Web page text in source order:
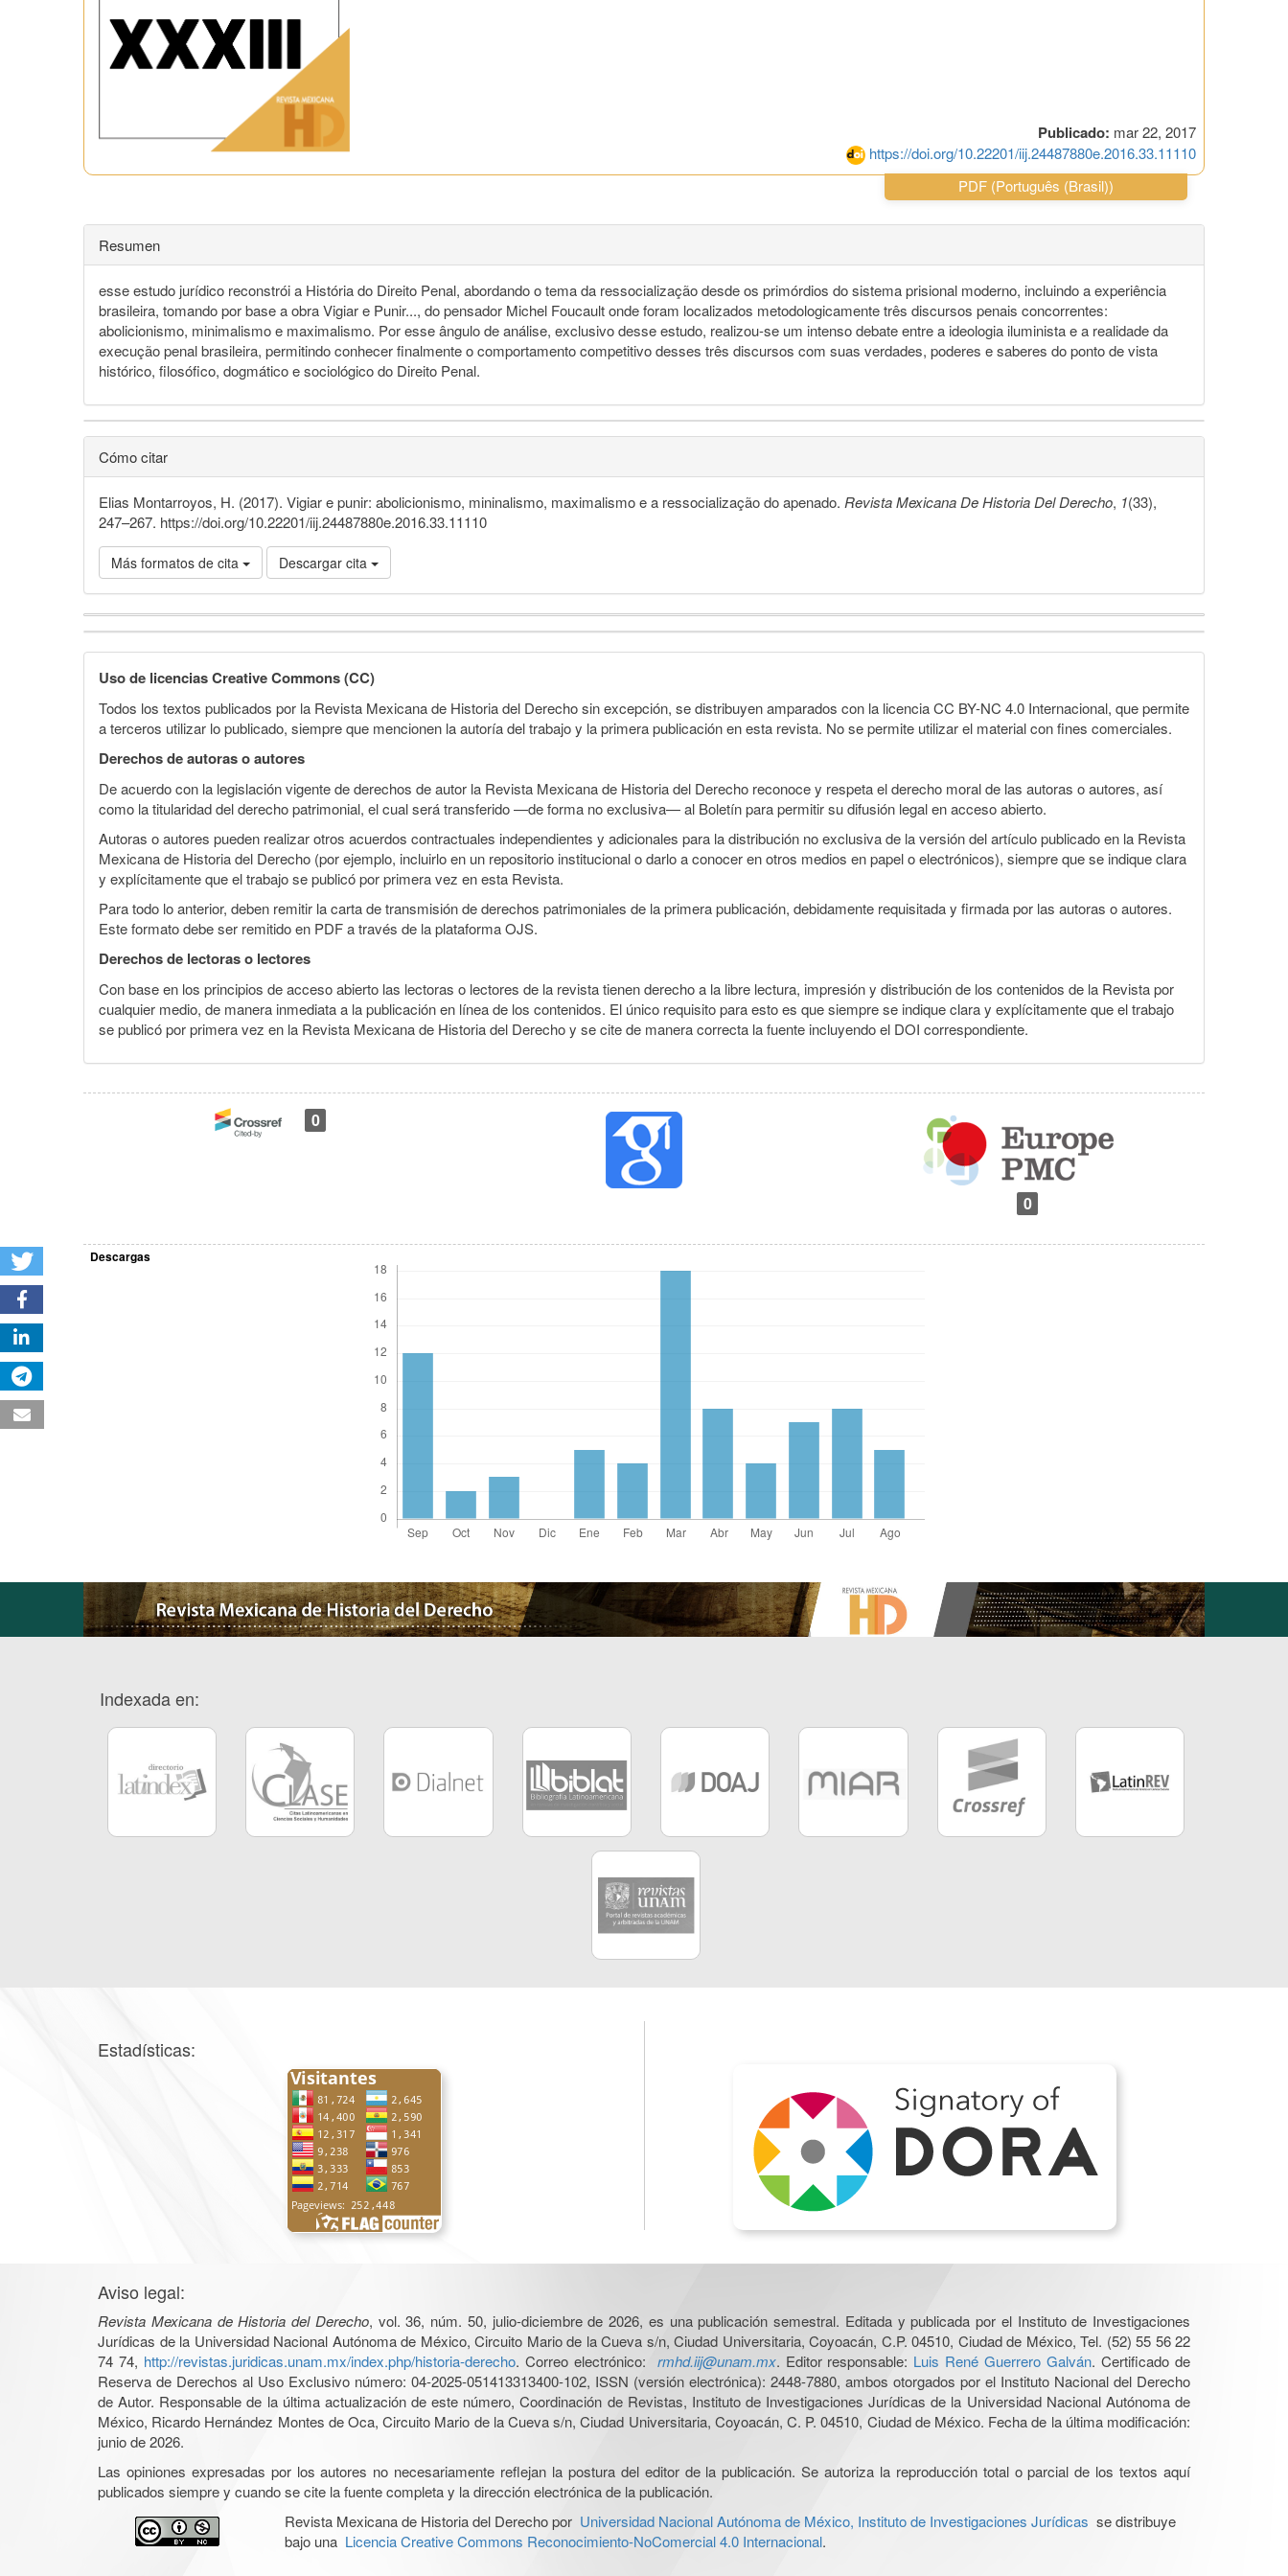
Publicado: mar 22, 2017
https://doi.org/10.22201/iij.24487880e.2016.33.11110
PDF (Português (Brasil))
Resumen
esse estudo jurídico reconstrói a História do Direito Penal, abordando o tema da ressocialização desde os primórdios do sistema prisional moderno, incluindo a experiência
brasileira, tomando por base a obra Vigiar e Punir..., do pensador Michel Foucault onde foram localizados metodologicamente três discursos penais concorrentes:
abolicionismo, minimalismo e maximalismo. Por esse ângulo de análise, exclusivo desse estudo, realizou-se um intenso debate entre a ideologia iluminista e a realidade da
execução penal brasileira, permitindo conhecer finalmente o comportamento competitivo desses três discursos com suas verdades, poderes e saberes do ponto de vista
histórico, filosófico, dogmático e sociológico do Direito Penal.
Cómo citar
Elias Montarroyos, H. (2017). Vigiar e punir: abolicionismo, mininalismo, maximalismo e a ressocialização do apenado. Revista Mexicana De Historia Del Derecho, 1(33),
247–267. https://doi.org/10.22201/iij.24487880e.2016.33.11110
Más formatos de cita Descargar cita
Detalles
del
artículo
Uso de licencias Creative Commons (CC)
Todos los textos publicados por la Revista Mexicana de Historia del Derecho sin excepción, se distribuyen amparados con la licencia CC BY-NC 4.0 Internacional, que permite
a terceros utilizar lo publicado, siempre que mencionen la autoría del trabajo y la primera publicación en esta revista. No se permite utilizar el material con fines comerciales.
Derechos de autoras o autores
De acuerdo con la legislación vigente de derechos de autor la Revista Mexicana de Historia del Derecho reconoce y respeta el derecho moral de las autoras o autores, así
como la titularidad del derecho patrimonial, el cual será transferido —de forma no exclusiva— al Boletín para permitir su difusión legal en acceso abierto.
Autoras o autores pueden realizar otros acuerdos contractuales independientes y adicionales para la distribución no exclusiva de la versión del artículo publicado en la Revista
Mexicana de Historia del Derecho (por ejemplo, incluirlo en un repositorio institucional o darlo a conocer en otros medios en papel o electrónicos), siempre que se indique clara
y explícitamente que el trabajo se publicó por primera vez en esta Revista.
Para todo lo anterior, deben remitir la carta de transmisión de derechos patrimoniales de la primera publicación, debidamente requisitada y firmada por las autoras o autores.
Este formato debe ser remitido en PDF a través de la plataforma OJS.
Derechos de lectoras o lectores
Con base en los principios de acceso abierto las lectoras o lectores de la revista tienen derecho a la libre lectura, impresión y distribución de los contenidos de la Revista por
cualquier medio, de manera inmediata a la publicación en línea de los contenidos. El único requisito para esto es que siempre se indique clara y explícitamente que el trabajo
se publicó por primera vez en la Revista Mexicana de Historia del Derecho y se cite de manera correcta la fuente incluyendo el DOI correspondiente.
0
0
Descargas
Indexada en:
Estadísticas:
Aviso legal:
Revista Mexicana de Historia del Derecho, vol. 36, núm. 50, julio-diciembre de 2026, es una publicación semestral. Editada y publicada por el Instituto de Investigaciones
Jurídicas de la Universidad Nacional Autónoma de México, Circuito Mario de la Cueva s/n, Ciudad Universitaria, Coyoacán, C.P. 04510, Ciudad de México, Tel. (52) 55 56 22
74 74, http://revistas.juridicas.unam.mx/index.php/historia-derecho. Correo electrónico: rmhd.iij@unam.mx. Editor responsable: Luis René Guerrero Galván. Certificado de
Reserva de Derechos al Uso Exclusivo número: 04-2025-051413313400-102, ISSN (versión electrónica): 2448-7880, ambos otorgados por el Instituto Nacional del Derecho
de Autor. Responsable de la última actualización de este número, Coordinación de Revistas, Instituto de Investigaciones Jurídicas de la Universidad Nacional Autónoma de
México, Ricardo Hernández Montes de Oca, Circuito Mario de la Cueva s/n, Ciudad Universitaria, Coyoacán, C. P. 04510, Ciudad de México. Fecha de la última modificación:
junio de 2026.
Las opiniones expresadas por los autores no necesariamente reflejan la postura del editor de la publicación. Se autoriza la reproducción total o parcial de los textos aquí
publicados siempre y cuando se cite la fuente completa y la dirección electrónica de la publicación.
Revista Mexicana de Historia del Derecho por Universidad Nacional Autónoma de México, Instituto de Investigaciones Jurídicas se distribuye
bajo una Licencia Creative Commons Reconocimiento-NoComercial 4.0 Internacional.